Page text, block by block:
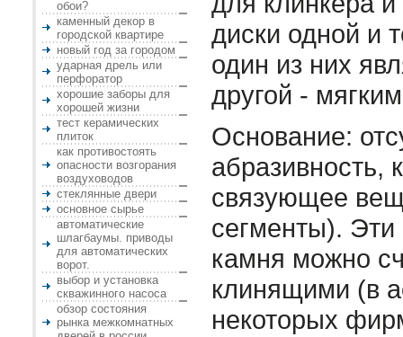
обои?
каменный декор в
городской квартире
новый год за городом
ударная дрель или
перфоратор
хорошие заборы для
хорошей жизни
тест керамических
плиток
как противостоять
опасности возгорания
воздуховодов
стеклянные двери
основное сырье
автоматические
шлагбаумы. приводы
для автоматических
ворот.
выбор и установка
скважинного насоса
обзор состояния
рынка межкомнатных
диски одной и
один из них
другой -
Основание:
абразивность,
связующее
сегменты).
камня можно
клинящими (в
некоторых